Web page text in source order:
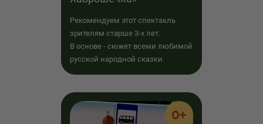
Рекомендуем этот спектакль
зрителям старше 3-х лет.
В основе - сюжет всеми любимой
русской народной сказки.
0+